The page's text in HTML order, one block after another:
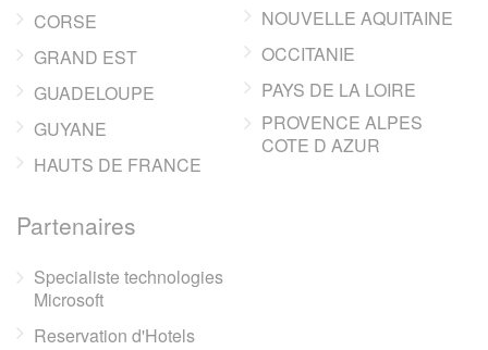
CORSE
GRAND EST
GUADELOUPE
GUYANE
HAUTS DE FRANCE
NOUVELLE AQUITAINE
OCCITANIE
PAYS DE LA LOIRE
PROVENCE ALPES
COTE D AZUR
Partenaires
Specialiste technologies
Microsoft
Reservation d'Hotels